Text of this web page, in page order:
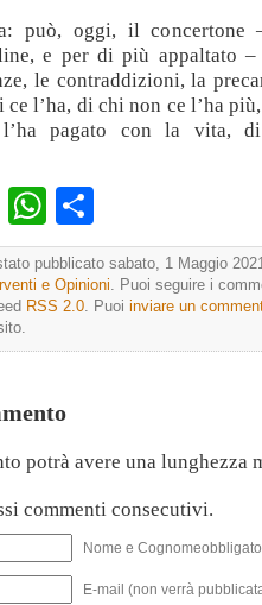
può, oggi, il
e per di più appaltato –
le contraddizioni, la
l’ha, di chi non ce l’ha
pagato con la vita,
EmailWhatsApp
pubblicato sabato, 1 Maggio
e Opinioni. Puoi seguire i
RSS 2.0. Puoi inviare un
potrà avere una lunghezza
commenti consecutivi.
Nome e
E-mail (non verrà